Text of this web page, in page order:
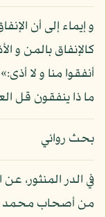
و إيماء إلى أن
كالإنفاق بالمن و
ما ذا ينفقون قل
بحث روائي
في الدر المنثور،
من أصحاب محمد